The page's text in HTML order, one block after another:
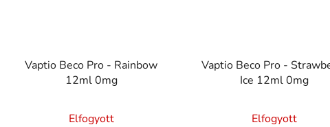
Vaptio Beco Pro - Rainbow
12ml 0mg
Elfogyott
Vaptio Beco Pro -
Ice 12ml 0mg
Elfogyott